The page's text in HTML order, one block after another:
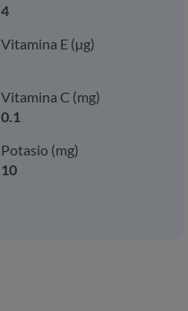
4
Vitamina E (µg)
Vitamina C (mg)
0.1
Potasio (mg)
10